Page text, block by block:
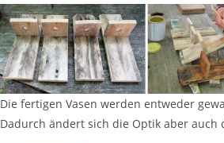
Die fertigen Vasen werden entweder
Dadurch ändert sich die Optik aber auch